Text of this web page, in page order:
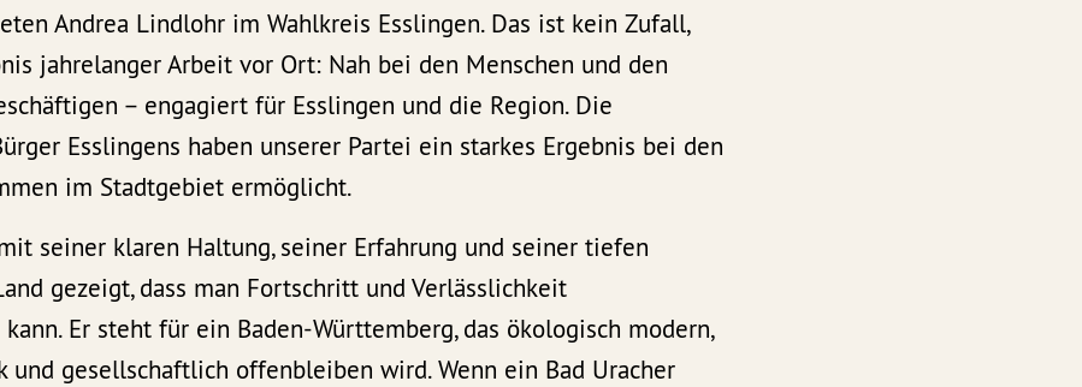
Andrea Lindlohr im Wahlkreis Esslingen. Das ist kein Zufall,
jahrelanger Arbeit vor Ort: Nah bei den Menschen und den
– engagiert für Esslingen und die Region. Die
Esslingens haben unserer Partei ein starkes Ergebnis bei den
im Stadtgebiet ermöglicht.
seiner klaren Haltung, seiner Erfahrung und seiner tiefen
gezeigt, dass man Fortschritt und Verlässlichkeit
Er steht für ein Baden-Württemberg, das ökologisch modern,
gesellschaftlich offenbleiben wird. Wenn ein Bad Uracher